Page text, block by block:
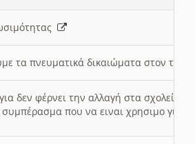
τα πνευματικά δικαιώματα στον
δεν φέρνει την αλλαγή στα σχολεία;
συμπέρασμα που να ειναι χρησιμο για